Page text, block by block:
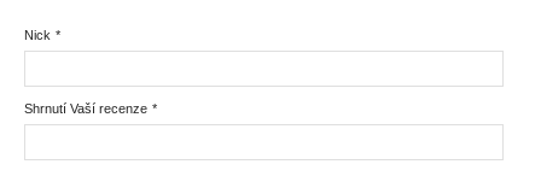
*
Nick
*
Shrnutí Vaší recenze